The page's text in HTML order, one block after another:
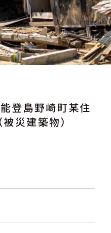
登島野崎町某住
災建築物）